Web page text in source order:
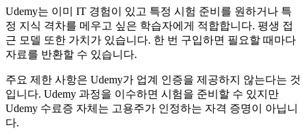
Udemy는 이미 IT 경험이 있고 특정 시험 준비를 원하거나 특
정 지식 격차를 메우고 싶은 학습자에게 적합합니다. 평생 접
근 모델 또한 가치가 있습니다. 한 번 구입하면 필요할 때마다
자료를 반환할 수 있습니다.
주요 제한 사항은 Udemy가 업계 인증을 제공하지 않는다는 것
입니다. Udemy 과정을 이수하면 시험을 준비할 수 있지만
Udemy 수료증 자체는 고용주가 인정하는 자격 증명이 아닙니
다.